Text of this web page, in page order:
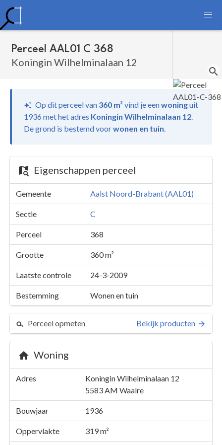
Perceel AAL01 C 368
Koningin Wilhelminalaan 12
Op dit perceel van 360 m² vind jeeenwoninguit
1936 met het adres Koningin Wilhelminalaan 12.
De grond is bestemd voorwonen en tuin.
Eigenschappen perceel
Gemeente Aalst Noord-Brabant (AAL01)
Sectie C
Perceel 368
Grootte 360 m²
Laatste controle 24-3-2009
Bestemming Wonen en tuin
Perceel opmeten Bekijk producten
Woning
Adres
Koningin Wilhelminalaan 12
5583 AM Waalre
Bouwjaar 1936
Oppervlakte 319 m²
Perceel 368
Koningin Wilhelminalaan 12
Details
Kaarten en rapporten